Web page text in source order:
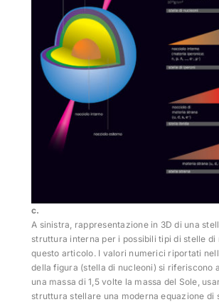
c.
A sinistra, rappresentazione in 3D di una
struttura interna per i possibili tipi di stelle
questo articolo. I valori numerici riportati
della figura (stella di nucleoni) si riferiscono
una massa di 1,5 volte la massa del Sole,
struttura stellare una moderna equazione di